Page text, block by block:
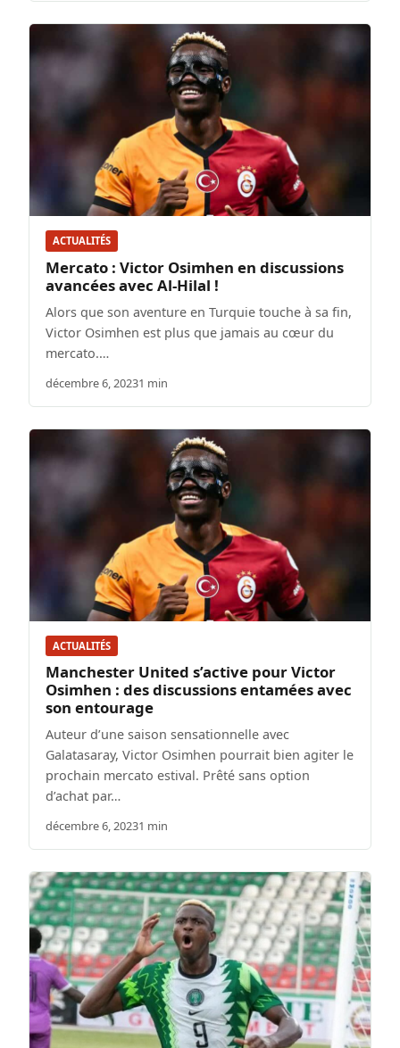
ACTUALITÉS
Mercato : Victor Osimhen en discussions
avancées avec Al-Hilal !
Alors que son aventure en Turquie touche à sa fin,
Victor Osimhen est plus que jamais au cœur du
mercato.…
décembre 6, 20231 min
ACTUALITÉS
Manchester United s’active pour Victor
Osimhen : des discussions entamées avec
son entourage
Auteur d’une saison sensationnelle avec
Galatasaray, Victor Osimhen pourrait bien agiter le
prochain mercato estival. Prêté sans option
d’achat par…
décembre 6, 20231 min